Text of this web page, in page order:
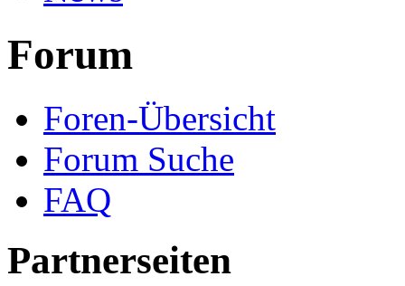
Forum
Foren-Übersicht
Forum Suche
FAQ
Partnerseiten